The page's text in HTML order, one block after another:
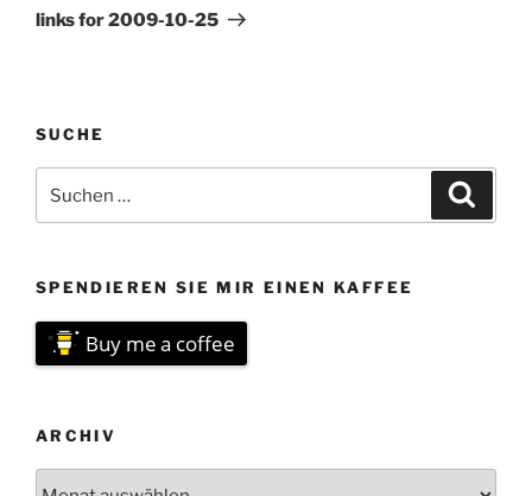
Beitrag
links for 2009-10-25
SUCHE
nach:
SPENDIEREN SIE MIR EINEN KAFFEE
Buy me a coffee
ARCHIV